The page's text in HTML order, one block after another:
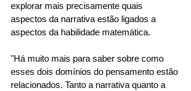
explorar mais precisamente quais
aspectos da narrativa estão ligados a
aspectos da habilidade matemática.
"Há muito mais para saber sobre como
esses dois domínios do pensamento estão
relacionados. Tanto a narrativa quanto a